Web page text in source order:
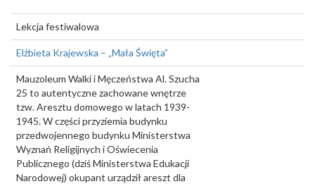
Lekcja festiwalowa
Elżbieta Krajewska – „Mała Święta”
Mauzoleum Walki i Męczeństwa Al. Szucha
25 to autentyczne zachowane wnętrze
tzw. Aresztu domowego w latach 1939-
1945. W części przyziemia budynku
przedwojennego budynku Ministerstwa
Wyznań Religijnych i Oświecenia
Publicznego (dziś Ministerstwa Edukacji
Narodowej) okupant urządził areszt dla